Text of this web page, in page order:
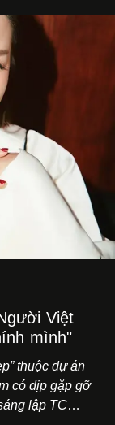
Việt
mình"
thuộc dự án
có dịp gặp gỡ
lập TC